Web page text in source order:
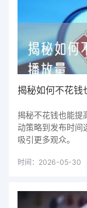
揭秘如何不花钱
揭秘不花钱也能提
动策略到发布时间
吸引更多观众。
时间：2026-05-30